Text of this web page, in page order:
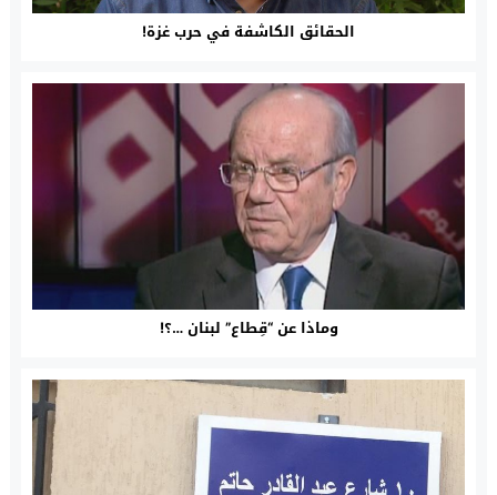
الحقائق الكاشفة في حرب غزة!
وماذا عن “قِطاع” لبنان …؟!